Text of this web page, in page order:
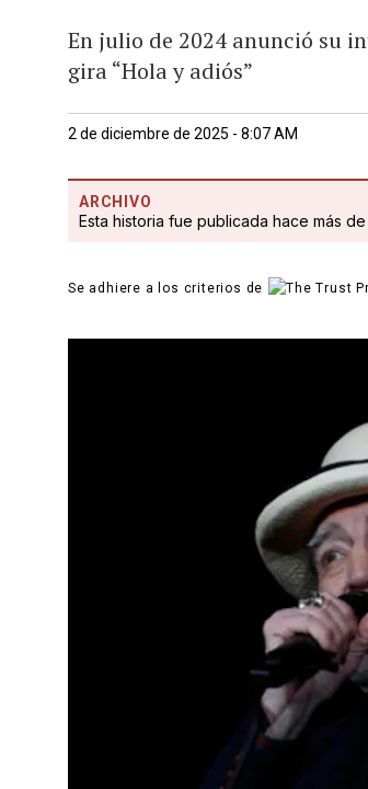
En julio de 2024 anunció su
gira “Hola y adiós”
2 de diciembre de 2025 - 8:07 AM
ARCHIVO
Esta historia fue publicada hace más
Se adhiere a los criterios de